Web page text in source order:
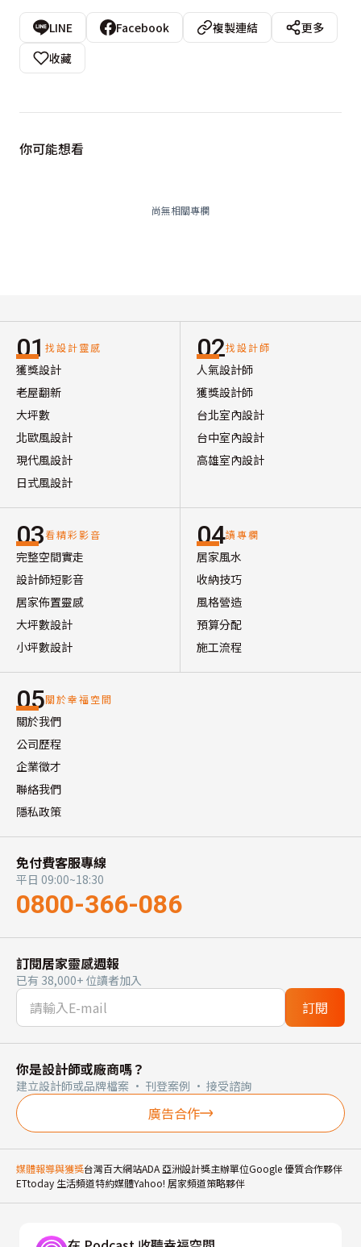
LINE Facebook 複製連結
更多
收藏
你可能想看
尚無相關專欄
01 找設計靈感
獲獎設計
老屋翻新
大坪數
北歐風設計
現代風設計
日式風設計
02找設計師
人氣設計師
獲獎設計師
台北室內設計
台中室內設計
高雄室內設計
03看精彩影音
完整空間實走
設計師短影音
居家佈置靈感
大坪數設計
小坪數設計
04讀專欄
居家風水
收納技巧
風格營造
預算分配
施工流程
05關於幸福空間
關於我們
公司歷程
企業徵才
聯絡我們
隱私政策
免付費客服專線
平日 09:00~18:30
0800-366-086
訂閱居家靈感週報
已有 38,000+ 位讀者加入
訂閱
你是設計師或廠商嗎？
建立設計師或品牌檔案 · 刊登案例 · 接受諮詢
廣告合作
媒體報導與獲獎台灣百大網站ADA 亞洲設計獎主辦單位Google 優質合作夥伴
ETtoday 生活頻道特約媒體Yahoo! 居家頻道策略夥伴